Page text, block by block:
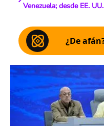
Venezuela; desde EE.
¿De